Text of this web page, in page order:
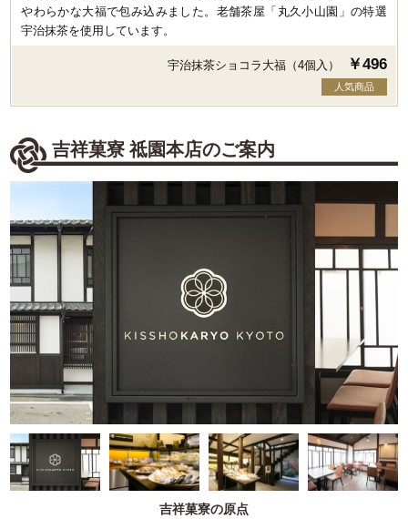
やわらかな大福で包み込みました。老舗茶屋「丸久小山園」の特選
宇治抹茶を使用しています。
宇治抹茶ショコラ大福（4個入） ￥496
人気商品
吉祥菓寮 祗園本店のご案内
吉祥菓寮の原点